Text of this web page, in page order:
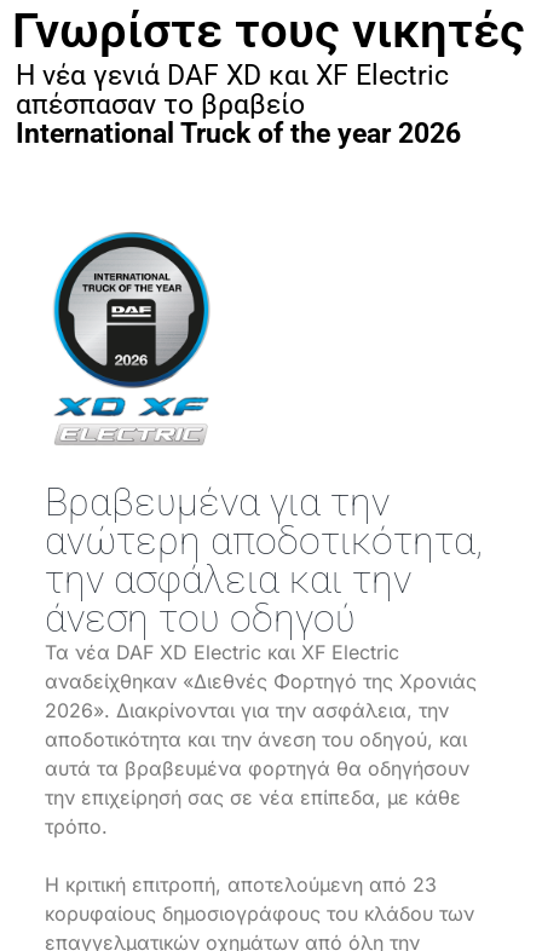
Γνωρίστε τους νικητές
Η νέα γενιά DAF XD και XF Electric
απέσπασαν το βραβείο
International Truck of the year 2026
Βραβευμένα για την
ανώτερη αποδοτικότητα,
την ασφάλεια και την
άνεση του οδηγού
Τα νέα DAF XD Electric και XF Electric
αναδείχθηκαν «Διεθνές Φορτηγό της Χρονιάς
2026». Διακρίνονται για την ασφάλεια, την
αποδοτικότητα και την άνεση του οδηγού, και
αυτά τα βραβευμένα φορτηγά θα οδηγήσουν
την επιχείρησή σας σε νέα επίπεδα, με κάθε
τρόπο.
Η κριτική επιτροπή, αποτελούμενη από 23
κορυφαίους δημοσιογράφους του κλάδου των
επαγγελματικών οχημάτων από όλη την